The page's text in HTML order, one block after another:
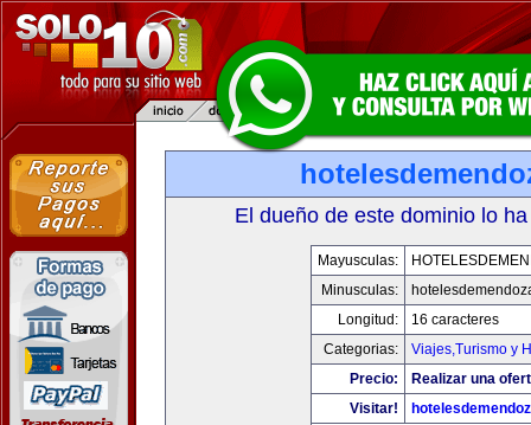
El dueño de este dominio lo
Mayusculas:
Minusculas:
Longitud:
16 caracteres
Categorias:
Viajes,Turismo y
Precio:
Realizar una
Visitar!